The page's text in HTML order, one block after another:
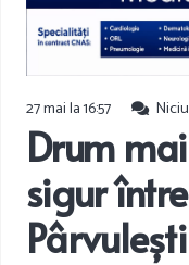
27 mai la 16:57
Drum
sigur
Pârvulești